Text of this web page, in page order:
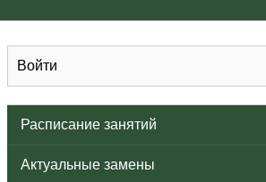
Войти
Расписание занятий
Актуальные замены